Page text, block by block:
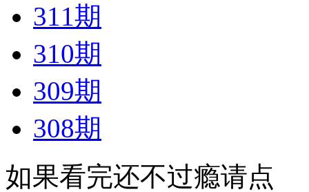
311期
310期
309期
308期
如果看完还不过瘾请点